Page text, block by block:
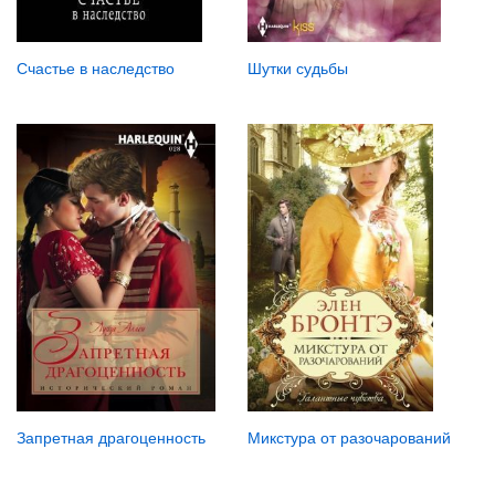
Счастье в наследство Шутки судьбы
Запретная драгоценность Микстура от разочарований